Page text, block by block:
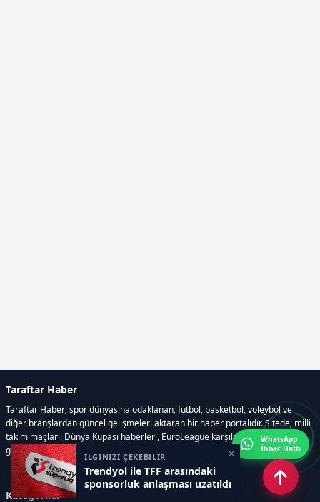
İLGİNİZİ ÇEKEBİLİR
Trendyol ile TFF arasındaki
sponsorluk anlaşması uzatıldı
×
Taraftar Haber
Taraftar Haber; spor dünyasına odaklanan, futbol, basketbol, voleybol ve
diğer branşlardan güncel gelişmeleri aktaran bir haber portalıdır. Sitede; milli
takım maçları, Dünya Kupası haberleri, EuroLeague karşılaşmaları, transfer
gelişmeleri, sporcuların biyografileri, anketler yer almaktadır.
Kategoriler
WhatsApp
İhbar Hattı